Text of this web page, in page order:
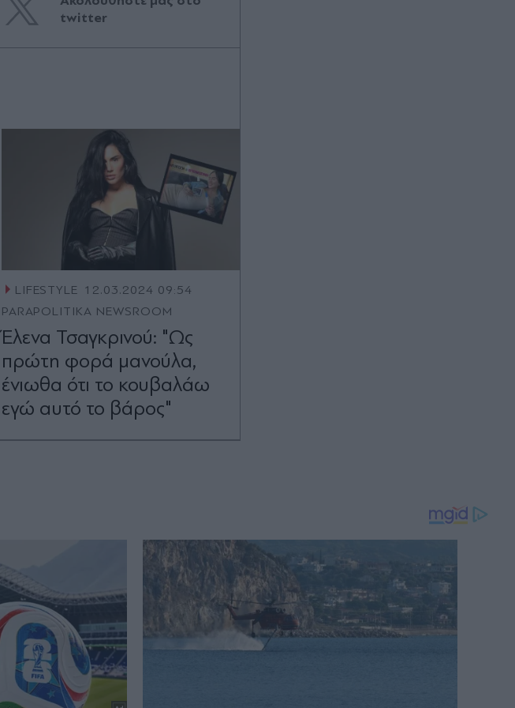
twitter
LIFESTYLE 12.03.2024 09:54
PARAPOLITIKA NEWSROOM
Έλενα Τσαγκρινού: "Ως
πρώτη φορά μανούλα,
ένιωθα ότι το κουβαλάω
εγώ αυτό το βάρος"